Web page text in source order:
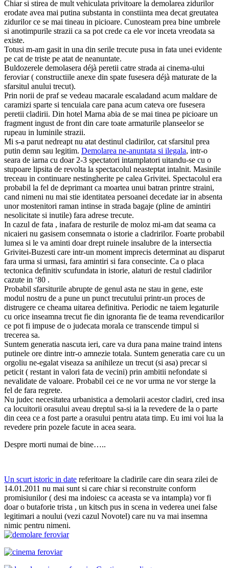
Chiar si stirea de mult vehiculata privitoare la demolarea zidurilor
erodate avea mai putina substanta in constiinta mea decat greutatea
zidurilor ce se mai tineau in picioare. Cunosteam prea bine umbrele
si anotimpurile strazii ca sa pot crede ca ele vor inceta vreodata sa
existe.
Totusi m-am gasit in una din serile trecute pusa in fata unei evidente
pe cat de triste pe atat de neanuntate.
Buldozerele demolasera déjà peretii catre strada ai cinema-ului
feroviar ( constructiile anexe din spate fusesera déjà maturate de la
sfarsitul anului trecut).
Prin norii de praf se vedeau macarale escaladand acum maldare de
caramizi sparte si tencuiala care pana acum cateva ore fusesera
peretii cladirii. Din hotel Marna abia de se mai tinea pe picioare un
fragment ingust de front din care toate armaturile planseelor se
rupeau in luminile strazii.
Mi s-a parut nedreapt nu atat destinul cladirilor, cat sfarsitul prea
putin demn sau legitim. Demolarea ne-anuntata si ilegala, intr-o
seara de iarna cu doar 2-3 spectatori intamplatori uitandu-se cu o
stupoare lipsita de revolta la spectacolul neasteptat intalnit. Masinile
treceau in continuare nestingherite pe calea Grivitei. Spectacolul era
probabil la fel de deprimant ca moartea unui batran printre straini,
cand nimeni nu mai stie identitatea persoanei decedate iar in absenta
unor mostenitori raman intinse in strada bagaje (pline de amintiri
nesolicitate si inutile) fara adrese trecute.
In cazul de fata , inafara de resturile de moloz mi-am dat seama ca
nicaieri nu gasisem consemnata o istorie a cladririlor. Foarte probabil
lumea si le va aminti doar drept ruinele insalubre de la intersectia
Grivitei-Buzesti care intr-un moment imprecis determinat au disparut
fara urma si urmasi, fara amintiri si fara consecinte. Ca o placa
tectonica definitiv scufundata in istorie, alaturi de restul cladirilor
cazute in ‘80 .
Probabil sfarsiturile abrupte de genul asta ne stau in gene, este
modul nostru de a pune un punct trecutului printr-un proces de
distrugere ce cheama uitarea definitiva. Periodic ne taiem legaturile
cu orice inseamna trecut fie din ignoranta fie de teama revendicarilor
ce pot fi impuse de o judecata morala ce transcende timpul si
trecerea sa.
Suntem generatia nascuta ieri, care va dura pana maine traind intens
putinele ore dintre intr-o amnezie totala. Suntem generatia care cu un
orgoliu ne-egalat viseaza sa anihileze un trecut (si asa) precar si
peticit ( restant in valori fata de vecini) prin ambitii nefondate si
nevalidate de valoare. Probabil cei ce ne vor urma ne vor sterge la
fel de fara regrete.
Nu judec necesitatea urbanistica a demolarii acestor cladiri, cred insa
ca locuitorii orasului aveau dreptul sa-si ia la revedere de la o parte
din ceea ce a fost parte a orasului pentru atata timp. Eu imi voi lua la
revedere prin pozele facute in acea seara.
Despre morti numai de bine…..
Un scurt istoric in date referitoare la cladirile care din seara zilei de
14.01.2011 nu mai sunt si care chiar si reconstruite conform
promisiunilor ( desi ma indoiesc ca aceasta se va intampla) vor fi
doar o butaforie trista , un kitsch pus in scena in vederea unei false
legitimari a noului (vezi cazul Novotel) care nu va mai insemna
nimic pentru nimeni.